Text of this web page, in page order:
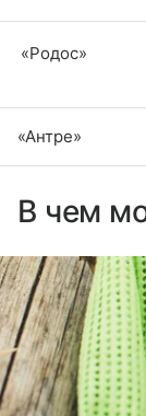
«Родос»
«Антре»
В чем